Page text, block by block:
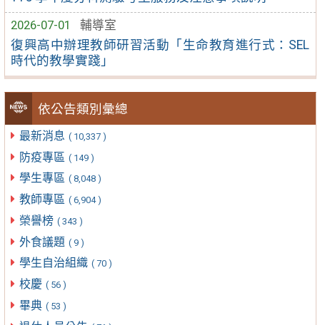
2026-07-01
輔導室
復興高中辦理教師研習活動「生命教育進行式：SEL
時代的教學實踐」
依公告類別彙總
最新消息 ( 10,337 )
防疫專區 ( 149 )
學生專區 ( 8,048 )
教師專區 ( 6,904 )
榮譽榜 ( 343 )
外食議題 ( 9 )
學生自治組織 ( 70 )
校慶 ( 56 )
畢典 ( 53 )